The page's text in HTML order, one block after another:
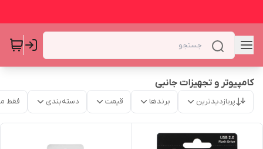
کامپیوتر و تجهیزات جانبی
پربازدیدترین برندها قیمت دسته‌بندی فقط